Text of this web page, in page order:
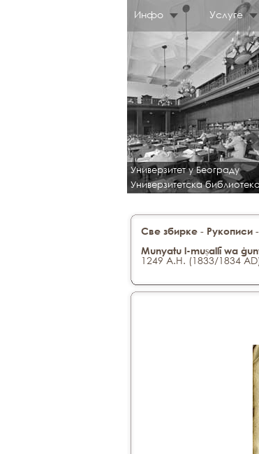
Инфо Услуге
Универзитет у Београду
Универзитетска
Све збирке - Рукописи -
Munyatu l-muṣallī wa
1249 A.H. (1833/1834